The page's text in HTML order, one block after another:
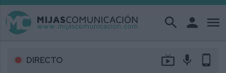
search person menu
DIRECTO live_tv mic phone_android